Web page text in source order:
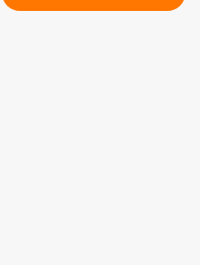
Renouvin >